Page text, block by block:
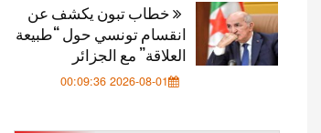
خطاب تبون يكشف عن
انقسام تونسي حول “طبيعة
العلاقة” مع الجزائر
2026-08-01 00:09:36